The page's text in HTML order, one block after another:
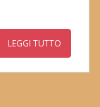
LEGGI TUTTO